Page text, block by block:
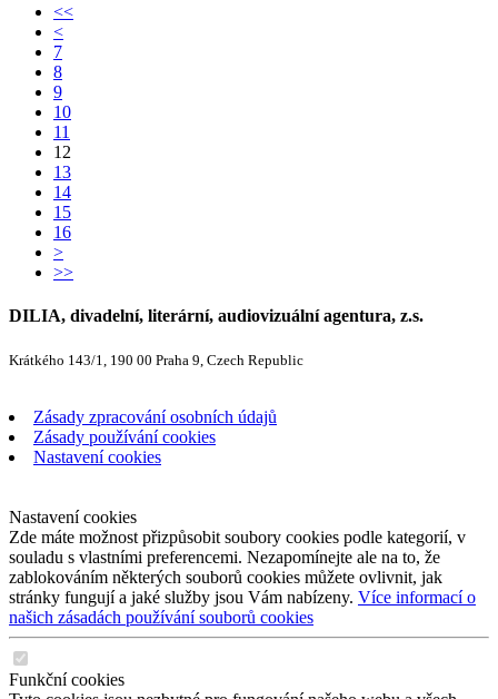
<<
<
7
8
9
10
11
12
13
14
15
16
>
>>
DILIA, divadelní, literární, audiovizuální agentura, z.s.
Krátkého 143/1, 190 00 Praha 9, Czech Republic
Zásady zpracování osobních údajů
Zásady používání cookies
Nastavení cookies
Nastavení cookies
Zde máte možnost přizpůsobit soubory cookies podle kategorií, v
souladu s vlastními preferencemi. Nezapomínejte ale na to, že
zablokováním některých souborů cookies můžete ovlivnit, jak
stránky fungují a jaké služby jsou Vám nabízeny. Více informací o
našich zásadách používání souborů cookies
Funkční cookies